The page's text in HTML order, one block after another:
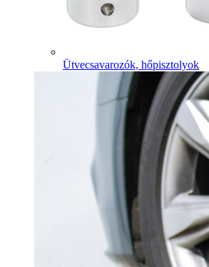
Ütvecsavarozók, hőpisztolyok